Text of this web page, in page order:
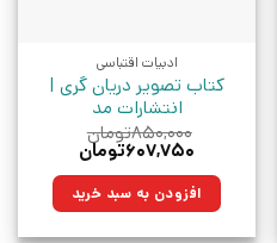
ادبیات اقتباسی
کتاب تصویر دریان گری |
انتشارات مد
۸۵۰,۰۰۰تومان
قیمت
۸۵۰,۰۰۰تومان
بود.
۶۰۷,۷۵۰تومان
۶۰۷,۷۵۰تومان.افزودن به سبد خرید